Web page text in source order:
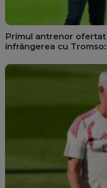
Primul antrenor ofertat
înfrângerea cu